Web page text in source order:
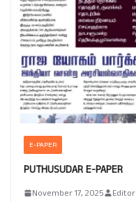
E-PAPER
PUTHUSUDAR E-PAPER
November 17, 2025 Editor